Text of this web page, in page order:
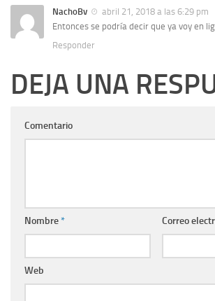
NachoBv
abril 21, 2018 a las 6:29 pm
Entonces se podría decir que ya voy en
Responder
DEJA UNA
Comentario
Nombre* Correo
Web